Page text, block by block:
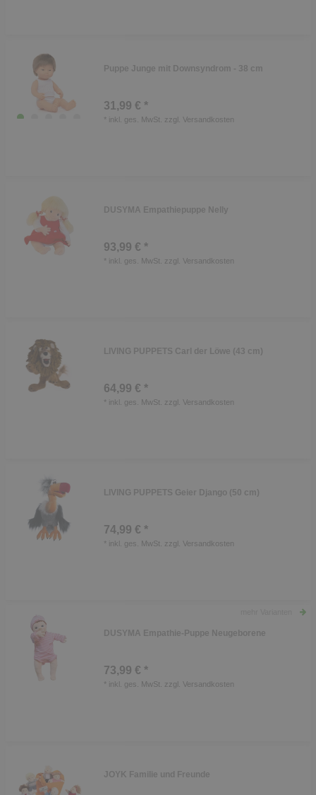
Puppe Junge mit Downsyndrom - 38 cm
31,99 € *
* inkl. ges. MwSt. zzgl. Versandkosten
DUSYMA Empathiepuppe Nelly
93,99 € *
* inkl. ges. MwSt. zzgl. Versandkosten
LIVING PUPPETS Carl der Löwe (43 cm)
64,99 € *
* inkl. ges. MwSt. zzgl. Versandkosten
LIVING PUPPETS Geier Django (50 cm)
74,99 € *
* inkl. ges. MwSt. zzgl. Versandkosten
DUSYMA Empathie-Puppe Neugeborene
73,99 € *
* inkl. ges. MwSt. zzgl. Versandkosten
JOYK Familie und Freunde